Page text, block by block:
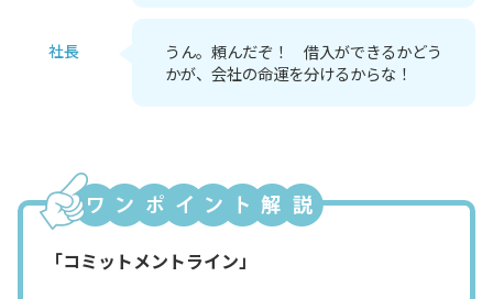
社長
うん。頼んだぞ！ 借入ができるかどう
かが、会社の命運を分けるからな！
「コミットメントライン」